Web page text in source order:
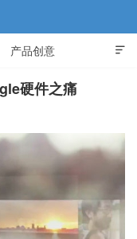

产品创意
硬件之痛